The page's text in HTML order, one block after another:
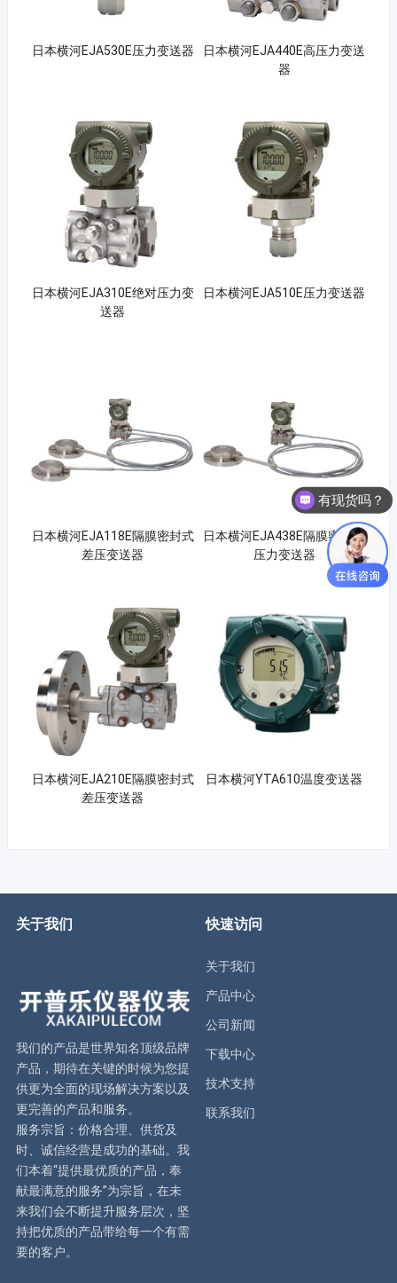
日本横河EJA530E压力变送器
日本横河EJA440E高压力变送
器
日本横河EJA310E绝对压力变
送器
日本横河EJA510E压力变送器
日本横河EJA118E隔膜密封式
差压变送器
日本横河EJA438E隔膜密封式
压力变送器
日本横河EJA210E隔膜密封式
差压变送器
日本横河YTA610温度变送器
关于我们
我们的产品是世界知名顶级品牌
产品，期待在关键的时候为您提
供更为全面的现场解决方案以及
更完善的产品和服务。
服务宗旨：价格合理、供货及
时、诚信经营是成功的基础。我
们本着“提供最优质的产品，奉
献最满意的服务”为宗旨，在未
来我们会不断提升服务层次，坚
持把优质的产品带给每一个有需
要的客户。
快速访问
关于我们
产品中心
公司新闻
下载中心
技术支持
联系我们
有现货吗？